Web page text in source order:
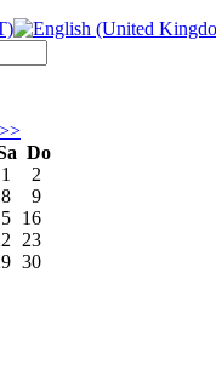
>>
Do
1
2
8
9
16
23
30